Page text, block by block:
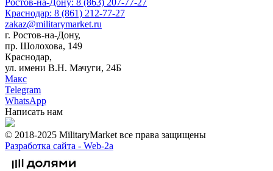
Ростов-на-Дону: 8 (863) 207-77-27
Краснодар: 8 (861) 212-77-27
zakaz@militarymarket.ru
г. Ростов-на-Дону,
пр. Шолохова, 149
Краснодар,
ул. имени В.Н. Мачуги, 24Б
Макс
Telegram
WhatsApp
Написать нам
© 2018-2025 MilitaryMarket все права защищены
Разработка сайта - Web-2a